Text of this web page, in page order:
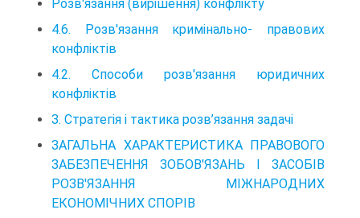
Розв'язання (вирішення) конфлікту
4.6. Розв'язання кримінально- правових
конфліктів
4.2. Способи розв'язання юридичних
конфліктів
З. Стратегія і тактика розв’язання задачі
ЗАГАЛЬНА ХАРАКТЕРИСТИКА ПРАВОВОГО
ЗАБЕЗПЕЧЕННЯ ЗОБОВ'ЯЗАНЬ І ЗАСОБІВ
РОЗВ'ЯЗАННЯ МІЖНАРОДНИХ
ЕКОНОМІЧНИХ СПОРІВ